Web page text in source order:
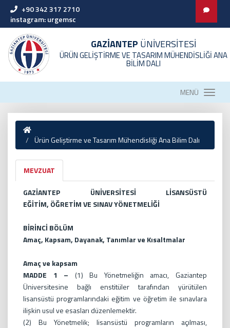
+90 342 317 2710
instagram: urgemsc
GAZİANTEP ÜNİVERSİTESİ
ÜRÜN GELİŞTİRME VE TASARIM MÜHENDİSLİĞİ ANA
BİLİM DALI
MENÜ
Ürün Geliştirme ve Tasarım Mühendisliği Ana Bilim Dalı
MEVZUAT
GAZİANTEP ÜNİVERSİTESİ LİSANSÜSTÜ
EĞİTİM, ÖĞRETİM VE SINAV YÖNETMELİĞİ
BİRİNCİ BÖLÜM
Amaç, Kapsam, Dayanak, Tanımlar ve Kısaltmalar
Amaç ve kapsam
MADDE 1 – (1) Bu Yönetmeliğin amacı, Gaziantep
Üniversitesine bağlı enstitüler tarafından yürütülen
lisansüstü programlarındaki eğitim ve öğretim ile sınavlara
ilişkin usul ve esasları düzenlemektir.
(2) Bu Yönetmelik; lisansüstü programların açılması,